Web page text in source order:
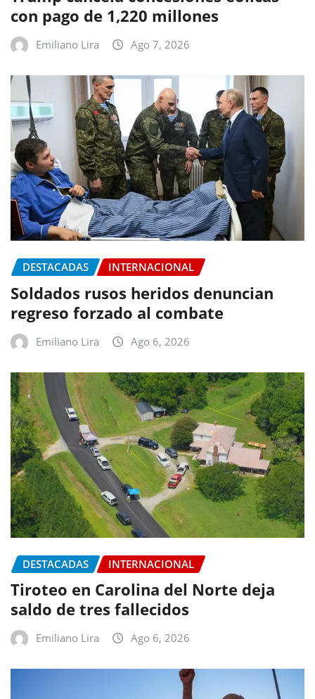
con pago de 1,220 millones
Emiliano Lira Ago 7, 2026
DESTACADAS INTERNACIONAL
Soldados rusos heridos denuncian
regreso forzado al combate
Emiliano Lira Ago 6, 2026
DESTACADAS INTERNACIONAL
Tiroteo en Carolina del Norte deja
saldo de tres fallecidos
Emiliano Lira Ago 6, 2026